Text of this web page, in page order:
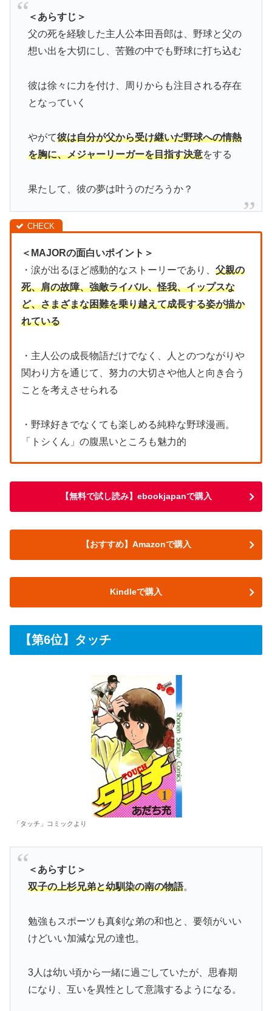
＜あらすじ＞
父の死を経験した主人公本田吾郎は、野球と父の
想い出を大切にし、苦難の中でも野球に打ち込む
彼は徐々に力を付け、周りからも注目される存在
となっていく
やがて彼は自分が父から受け継いだ野球への情熱
を胸に、メジャーリーガーを目指す決意をする
果たして、彼の夢は叶うのだろうか？
＜MAJORの面白いポイント＞
・涙が出るほど感動的なストーリーであり、 父親の
死、肩の故障、強敵ライバル、怪我、イップスな
ど、さまざまな困難を乗り越えて成長する姿が描か
れている
・主人公の成長物語だけでなく、人とのつながりや
関わり方を通じて、努力の大切さや他人と向き合う
ことを考えさせられる
・野球好きでなくても楽しめる純粋な野球漫画。
「トシくん」の腹黒いところも魅力的
【無料で試し読み】ebookjapanで購入
【おすすめ】Amazonで購入
Kindleで購入
【第6位】タッチ
「タッチ」コミックより
＜あらすじ＞
双子の上杉兄弟と幼馴染の南の物語。
勉強もスポーツも真剣な弟の和也と、要領がいい
けどいい加減な兄の達也。
3人は幼い頃から一緒に過ごしていたが、思春期
になり、互いを異性として意識するようになる。